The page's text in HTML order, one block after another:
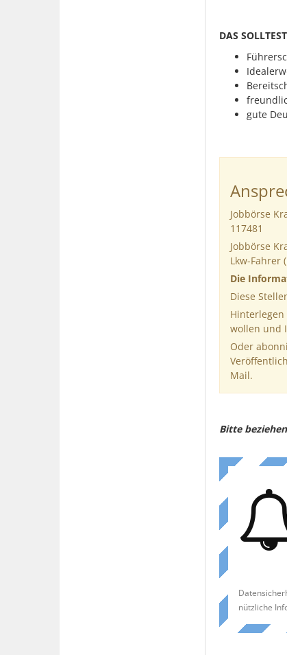
DAS
gute
Jobbörse
117481
Jobbörse
Lkw-Fahrer
Die
Diese
Hinterlegen
wollen und
Oder
Mail.
Bitte
nützliche